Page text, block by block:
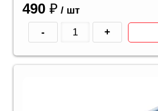
490 ₽ / шт
- +